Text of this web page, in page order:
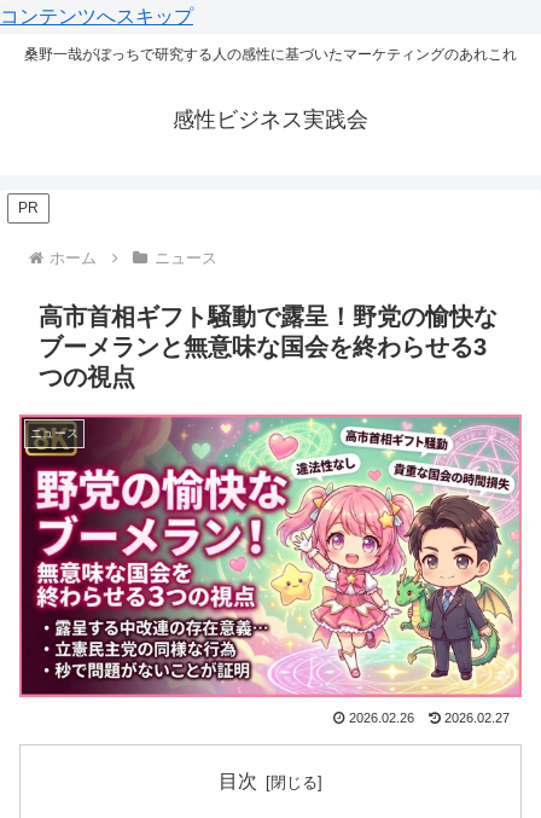
コンテンツへスキップ
桑野一哉がぼっちで研究する人の感性に基づいたマーケティングのあれこれ
感性ビジネス実践会
PR
ホーム ニュース
高市首相ギフト騒動で露呈！野党の愉快な
ブーメランと無意味な国会を終わらせる3
つの視点
ニュース
2026.02.26 2026.02.27
目次